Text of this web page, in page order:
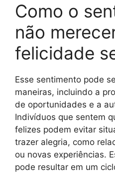
Como o
não
felicidade
Esse sentimento pode
maneiras, incluindo a
de oportunidades e a
Indivíduos que sentem
felizes podem evitar
trazer alegria, como
ou novas experiências.
pode resultar em um